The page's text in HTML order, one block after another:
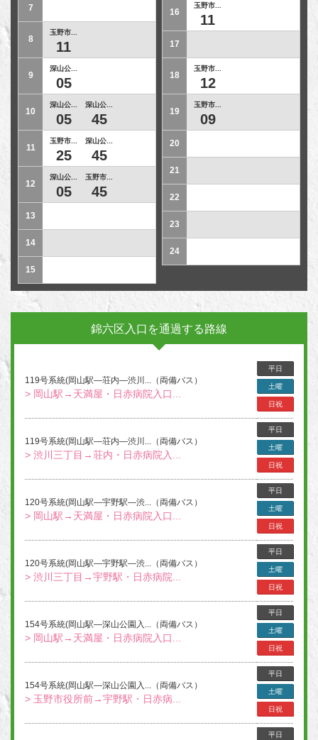
7
8
玉野市...
11
9
深山公...
05
10
深山公...
05
深山公...
45
11
玉野市...
25
深山公...
45
12
深山公...
05
玉野市...
45
13
14
15
16
玉野市...
11
17
18
玉野市...
12
19
玉野市...
09
20
21
22
23
24
錦六区入口を通過する路線
119号系統(岡山駅―荘内―渋川...（両備バス）
> 岡山駅→天満屋・日赤病院入口...
平日
土曜
日祝
119号系統(岡山駅―荘内―渋川...（両備バス）
> 渋川三丁目→荘内・日赤病院入...
平日
土曜
日祝
120号系統(岡山駅―宇野駅―渋...（両備バス）
> 岡山駅→天満屋・日赤病院入口...
平日
土曜
日祝
120号系統(岡山駅―宇野駅―渋...（両備バス）
> 渋川三丁目→宇野駅・日赤病院...
平日
土曜
日祝
154号系統(岡山駅―深山公園入...（両備バス）
> 岡山駅→天満屋・日赤病院入口...
平日
土曜
日祝
154号系統(岡山駅―深山公園入...（両備バス）
> 玉野市役所前→宇野駅・日赤病...
平日
土曜
日祝
平日